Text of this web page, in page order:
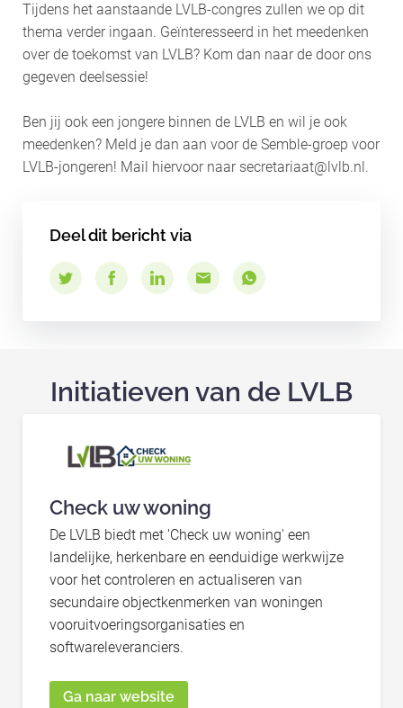
Tijdens het aanstaande LVLB-congres zullen we op dit
thema verder ingaan. Geïnteresseerd in het meedenken
over de toekomst van LVLB? Kom dan naar de door ons
gegeven deelsessie!
Ben jij ook een jongere binnen de LVLB en wil je ook
meedenken? Meld je dan aan voor de Semble-groep voor
LVLB-jongeren! Mail hiervoor naar secretariaat@lvlb.nl.
Deel dit bericht via
Initiatieven van de LVLB
Check uw woning
De LVLB biedt met 'Check uw woning' een
landelijke, herkenbare en eenduidige werkwijze
voor het controleren en actualiseren van
secundaire objectkenmerken van woningen
vooruitvoeringsorganisaties en
softwareleveranciers.
Ga naar website